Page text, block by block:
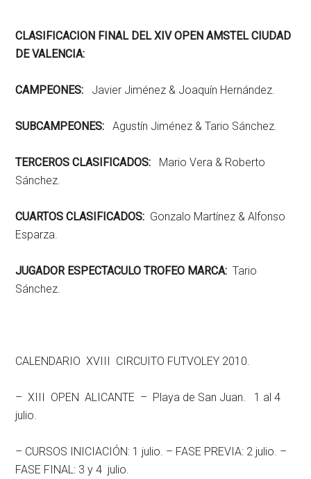
CLASIFICACION FINAL DEL XIV OPEN AMSTEL CIUDAD
DE VALENCIA:
CAMPEONES: Javier Jiménez & Joaquín Hernández.
SUBCAMPEONES: Agustín Jiménez & Tario Sánchez.
TERCEROS CLASIFICADOS:
Mario Vera & Roberto
Sánchez.
CUARTOS CLASIFICADOS: Gonzalo Martínez & Alfonso
Esparza.
JUGADOR ESPECTACULO TROFEO MARCA: Tario
Sánchez.
CALENDARIO XVIII CIRCUITO FUTVOLEY 2010.
– XIII OPEN ALICANTE – Playa de San Juan. 1 al 4
julio.
– CURSOS INICIACIÓN: 1 julio. – FASE PREVIA: 2 julio. –
FASE FINAL: 3 y 4 julio.